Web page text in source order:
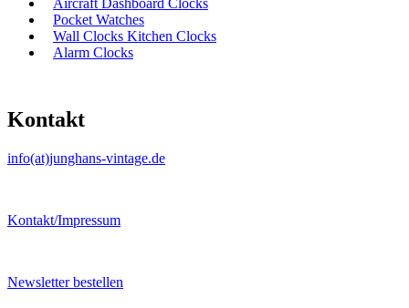
Pocket Watches
Wall Clocks Kitchen Clocks
Alarm Clocks
Kontakt
info(at)junghans-vintage.de
Kontakt/Impressum
Newsletter bestellen